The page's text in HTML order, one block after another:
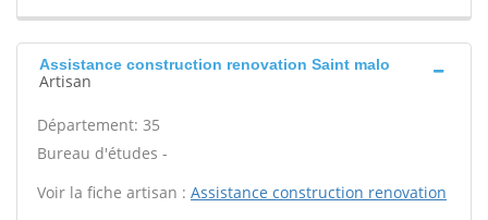
Assistance construction renovation Saint malo
Artisan
Département: 35
Bureau d'études -
Voir la fiche artisan : Assistance construction renovation